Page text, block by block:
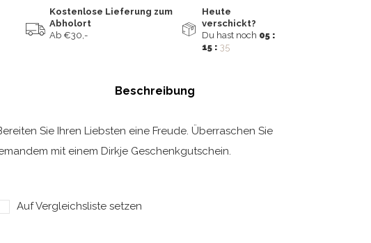
Kostenlose Lieferung zum
Abholort
Ab €30,-
Heute
verschickt?
Du hast noch 05 :
15 : 34
Beschreibung
Sie Ihren Liebsten eine Freude. Überraschen Sie
mit einem Dirkje Geschenkgutschein.
Auf Vergleichsliste setzen